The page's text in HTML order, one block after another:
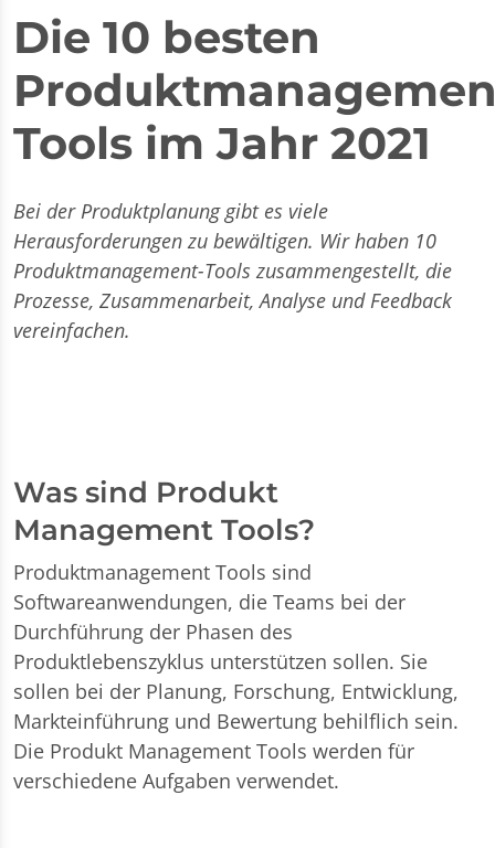
Die 10 besten
Tools im Jahr 2021
Bei der Produktplanung gibt es viele
Herausforderungen zu bewältigen. Wir haben 10
Produktmanagement-Tools zusammengestellt, die
Prozesse, Zusammenarbeit, Analyse und Feedback
vereinfachen.
Was sind Produkt
Management Tools?
Produktmanagement Tools sind
Softwareanwendungen, die Teams bei der
Durchführung der Phasen des
Produktlebenszyklus unterstützen sollen. Sie
sollen bei der Planung, Forschung, Entwicklung,
Markteinführung und Bewertung behilflich sein.
Die Produkt Management Tools werden für
verschiedene Aufgaben verwendet.